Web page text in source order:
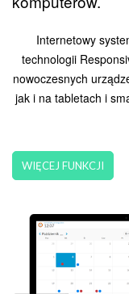
Internetowy
technologii
nowoczesnych
jak i na tabletach i
WIĘCEJ FUNKCJI